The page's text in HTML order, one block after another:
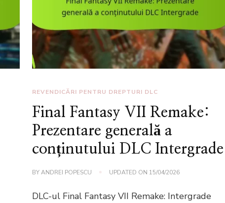
REVENDICĂRI PENTRU DREPTURI DLC
Final Fantasy VII Remake:
Prezentare generală a
conținutului DLC Intergrade
BYANDREI POPESCU UPDATED ON 15/04/2026
DLC-ul Final Fantasy VII Remake: Intergrade